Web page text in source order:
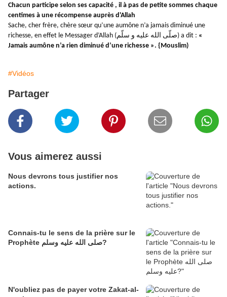
Chacun participe selon ses capacité , il à pas de petite sommes chaque
centimes à une récompense auprès d'Allah
Sache, cher frère, chère sœur qu’une aumône n’a jamais diminué une
richesse, en effet le Messager d’Allah (صلّى الله عليه و سلّم) a dit : «
Jamais aumône n’a rien diminué d’une richesse ». {Mouslim)
#Vidéos
Partager
Vous aimerez aussi
Nous devrons tous justifier nos
actions.
Connais-tu le sens de la prière sur le
Prophète صلى الله عليه وسلم?
N'oubliez pas de payer votre Zakat-al-